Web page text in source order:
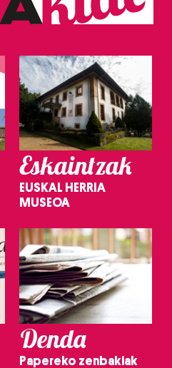
Eskaintzak
EUSKAL HERRIA
MUSEOA
Denda
Papereko zenbakiak